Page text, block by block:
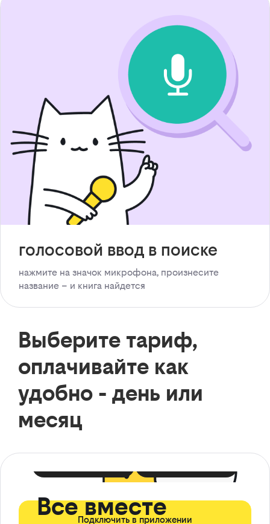
голосовой ввод в поиске
нажмите на значок микрофона, произнесите
название – и книга найдется
Выберите тариф,
оплачивайте как
удобно - день или
месяц
Все вместе
Подключить в приложении